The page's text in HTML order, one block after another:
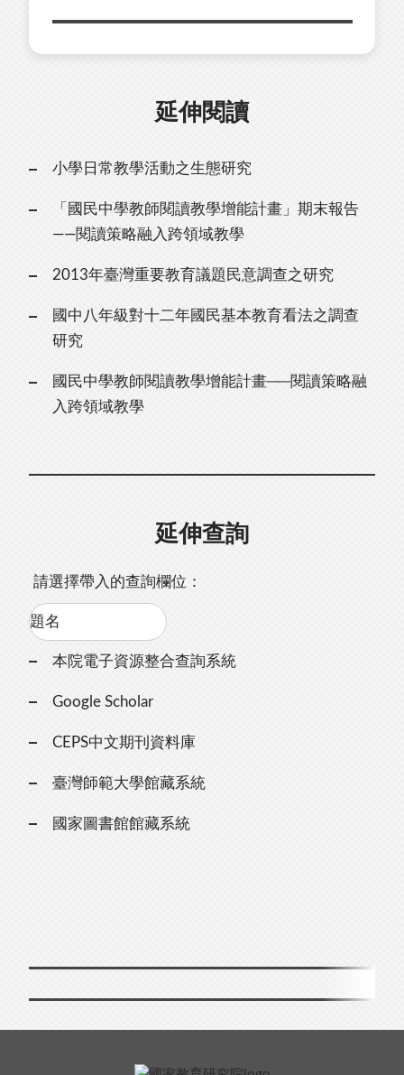
延伸閱讀
小學日常教學活動之生態研究
「國民中學教師閱讀教學增能計畫」期末報告
——閱讀策略融入跨領域教學
2013年臺灣重要教育議題民意調查之研究
國中八年級對十二年國民基本教育看法之調查
研究
國民中學教師閱讀教學增能計畫──閱讀策略融
入跨領域教學
延伸查詢
請選擇帶入的查詢欄位：
本院電子資源整合查詢系統
Google Scholar
CEPS中文期刊資料庫
臺灣師範大學館藏系統
國家圖書館館藏系統